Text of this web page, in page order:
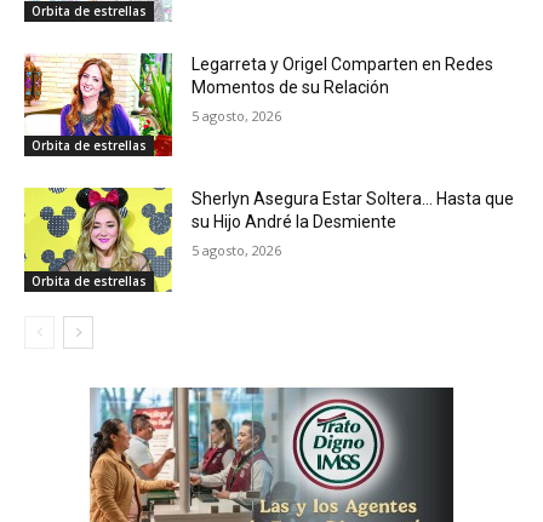
Orbita de estrellas
Orbita de estrellas
Legarreta y Origel Comparten en Redes
Momentos de su Relación
5 agosto, 2026
Orbita de estrellas
Sherlyn Asegura Estar Soltera… Hasta que
su Hijo André la Desmiente
5 agosto, 2026